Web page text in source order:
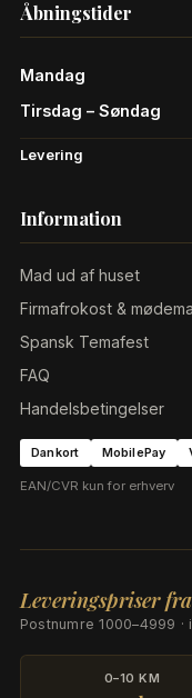
Åbningstider
Mandag
Tirsdag – Søndag
Levering
Information
Mad ud af huset
Firmafrokost &
Spansk Temafest
FAQ
Handelsbetingelser
Dankort MobilePay
EAN/CVR kun for erhverv
Leveringspriser
Postnumre 1000–4999 ·
0–10 KM